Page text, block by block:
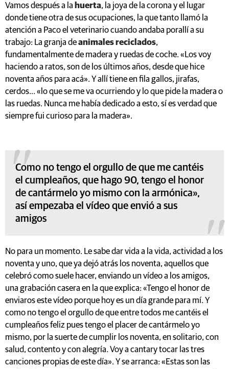
Vamos después a la huerta, la joya de la corona y el lugar
donde tiene otra de sus ocupaciones, la que tanto llamó la
atención a Paco el veterinario cuando andaba porallí a su
trabajo: La granja deanimales reciclados,
fundamentalmente de madera y ruedas de coche. «Los voy
haciendo a ratos, son de los últimos años, desde que hice
noventa años para acá». Y allí tiene en fila gallos, jirafas,
cerdos... «lo que se me va ocurriendo y lo que pide la madera o
las ruedas. Nunca me había dedicado a esto, sí es verdad que
siempre fui curioso para la madera».
Como no tengo el orgullo de que me cantéis
el cumpleaños, que hago 90, tengo el honor
de cantármelo yo mismo con la armónica»,
así empezaba el vídeo que envió a sus
amigos
No para un momento. Le sabe dar vida a la vida, actividad a los
noventa y uno, que ya dejó atrás los noventa, aquellos que
celebró como suele hacer, enviando un vídeo a los amigos,
una grabación casera en la que explica: «Tengo el honor de
enviaros este vídeo porque hoy es un día grande para mí. Y
como no tengo el orgullo de que entre todos me cantéis el
cumpleaños feliz pues tengo el placer de cantármelo yo
mismo, por la suerte de cumplir los noventa, en solitario, con
salud, contento y con alegría. Voy a cantary tocar las tres
canciones propias de este día». Y se arranca: «Estas son las